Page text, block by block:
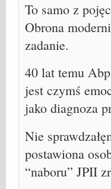
To samo z
Obrona
zadanie.
40 lat temu
jest czymś
jako diagnoza
Nie
postawiona
“naboru” JPII